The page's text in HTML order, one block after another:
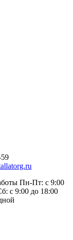
Пн-Пт: с 9:00
с 9:00 до 18:00